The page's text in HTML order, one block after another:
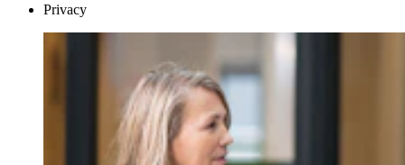
Privacy